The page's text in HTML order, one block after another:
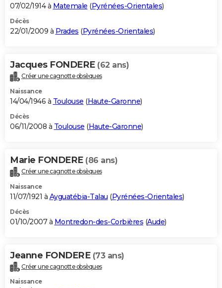
07/02/1914 à Matemale (Pyrénées-Orientales)
Décès
22/01/2009 à Prades (Pyrénées-Orientales)
Jacques FONDERE (62 ans)
Créer une cagnotte obsèques
Naissance
14/04/1946 à Toulouse (Haute-Garonne)
Décès
06/11/2008 à Toulouse (Haute-Garonne)
Marie FONDERE (86 ans)
Créer une cagnotte obsèques
Naissance
11/07/1921 à Ayguatébia-Talau (Pyrénées-Orientales)
Décès
01/10/2007 à Montredon-des-Corbières (Aude)
Jeanne FONDERE (73 ans)
Créer une cagnotte obsèques
Naissance